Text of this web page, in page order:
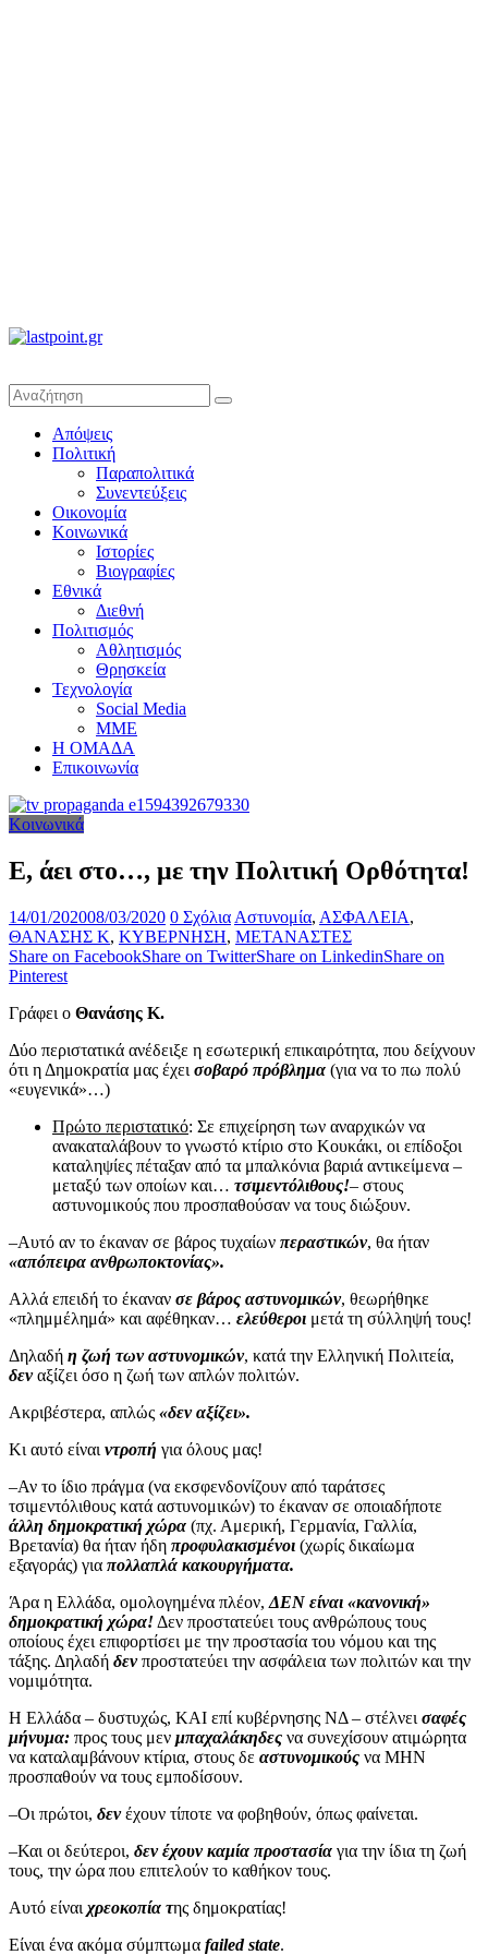
άποψη
μέχρι
Απόψεις
Πολιτική
Παραπολιτικά
Συνεντεύξεις
Οικονομία
Κοινωνικά
Ιστορίες
Βιογραφίες
Εθνικά
Διεθνή
Πολιτισμός
Αθλητισμός
Θρησκεία
Τεχνολογία
Social Media
ΜΜΕ
Η ΟΜΑΔΑ
Επικοινωνία
Κοινωνικά
Ε, άει στο…, με την Πολιτική Ορθότητα!
14/01/202008/03/2020 0 Σχόλια Αστυνομία, ΑΣΦΑΛΕΙΑ,
ΘΑΝΑΣΗΣ Κ, ΚΥΒΕΡΝΗΣΗ, ΜΕΤΑΝΑΣΤΕΣ
Share on FacebookShare on TwitterShare on LinkedinShare on
Pinterest
Γράφει ο Θανάσης Κ.
Δύο περιστατικά ανέδειξε η εσωτερική επικαιρότητα, που δείχνουν
ότι η Δημοκρατία μας έχει σοβαρό πρόβλημα (για να το πω πολύ
«ευγενικά»…)
Πρώτο περιστατικό: Σε επιχείρηση των αναρχικών να
ανακαταλάβουν το γνωστό κτίριο στο Κουκάκι, οι επίδοξοι
καταληψίες πέταξαν από τα μπαλκόνια βαριά αντικείμενα –
μεταξύ των οποίων και… τσιμεντόλιθους!– στους
αστυνομικούς που προσπαθούσαν να τους διώξουν.
–Αυτό αν το έκαναν σε βάρος τυχαίων περαστικών, θα ήταν
«απόπειρα ανθρωποκτονίας».
Αλλά επειδή το έκαναν σε βάρος αστυνομικών, θεωρήθηκε
«πλημμέλημά» και αφέθηκαν… ελεύθεροι μετά τη σύλληψή τους!
Δηλαδή η ζωή των αστυνομικών, κατά την Ελληνική Πολιτεία,
δεναξίζει όσο η ζωή των απλών πολιτών.
Ακριβέστερα, απλώς «δεν αξίζει».
Κι αυτό είναι ντροπή για όλους μας!
–Αν το ίδιο πράγμα (να εκσφενδονίζουν από ταράτσες
τσιμεντόλιθους κατά αστυνομικών) το έκαναν σε οποιαδήποτε
άλλη δημοκρατική χώρα (πχ. Αμερική, Γερμανία, Γαλλία,
Βρετανία) θα ήταν ήδη προφυλακισμένοι (χωρίς δικαίωμα
εξαγοράς) για πολλαπλά κακουργήματα.
Άρα η Ελλάδα, ομολογημένα πλέον, ΔΕΝ είναι «κανονική»
δημοκρατική χώρα! Δεν προστατεύει τους ανθρώπους τους
οποίους έχει επιφορτίσει με την προστασία του νόμου και της
τάξης. Δηλαδή δενπροστατεύει την ασφάλεια των πολιτών και την
νομιμότητα.
Η Ελλάδα – δυστυχώς, ΚΑΙ επί κυβέρνησης ΝΔ – στέλνει σαφές
μήνυμα: προς τους μεν μπαχαλάκηδες να συνεχίσουν ατιμώρητα
να καταλαμβάνουν κτίρια, στους δε αστυνομικούς να ΜΗΝ
προσπαθούν να τους εμποδίσουν.
–Οι πρώτοι, δενέχουν τίποτε να φοβηθούν, όπως φαίνεται.
–Και οι δεύτεροι, δεν έχουν καμία προστασία για την ίδια τη ζωή
τους, την ώρα που επιτελούν το καθήκον τους.
Αυτό είναι χρεοκοπία της δημοκρατίας!
Είναι ένα ακόμα σύμπτωμα failed state.